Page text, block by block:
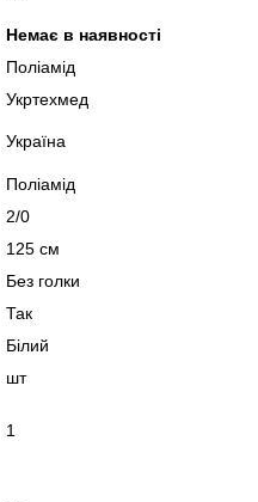
Немає в наявності
Поліамід
Укртехмед
Україна
Поліамід
2/0
125 см
Без голки
Так
Білий
шт
1